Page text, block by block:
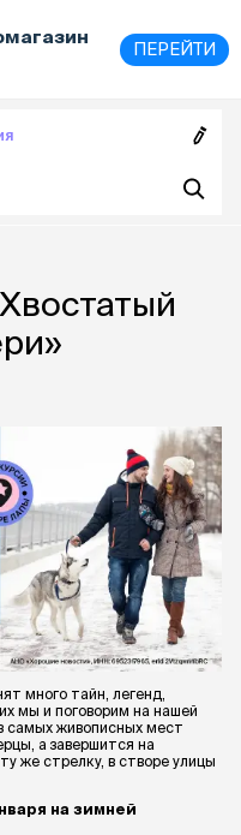
ПЕРЕЙТИ
много тайн, легенд,
мы и поговорим на нашей
самых живописных мест
а завершится на
же стрелку, в створе улицы
на зимней